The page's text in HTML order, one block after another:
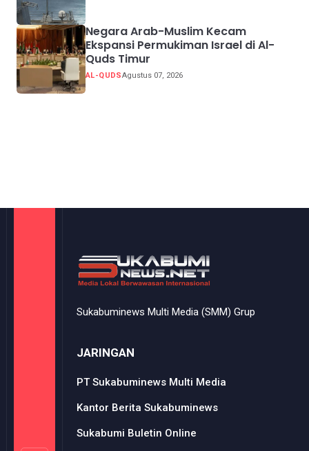
Negara Arab-Muslim Kecam
Ekspansi Permukiman Israel di Al-
Quds Timur
AL-QUDSAgustus 07, 2026
Sukabuminews Multi Media (SMM) Grup
JARINGAN
PT Sukabuminews Multi Media
Kantor Berita Sukabuminews
Sukabumi Buletin Online